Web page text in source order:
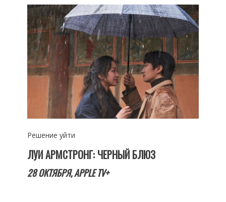
Решение уйти
ЛУИ АРМСТРОНГ: ЧЕРНЫЙ БЛЮЗ
28 ОКТЯБРЯ,APPLETV+